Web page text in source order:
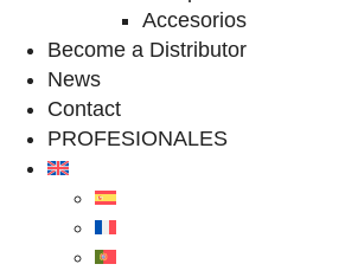
Accesorios
Become a Distributor
News
Contact
PROFESIONALES